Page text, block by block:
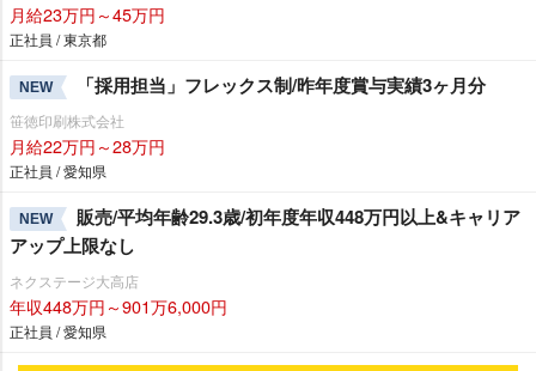
月給23万円～45万円
正社員 / 東京都
NEW 「採用担当」フレックス制/昨年度賞与実績3ヶ月分
笹徳印刷株式会社
月給22万円～28万円
正社員 / 愛知県
NEW
販売/平均年齢29.3歳/初年度年収448万円以上&キャリア
アップ上限なし
ネクステージ大高店
年収448万円～901万6,000円
正社員 / 愛知県